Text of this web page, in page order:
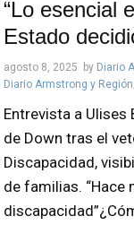
“Lo esencial
Estado
agosto 8, 2025 by Diario
Diario Armstrong y Región
Entrevista a Ulises
de Down tras el
Discapacidad,
de familias. “Hace